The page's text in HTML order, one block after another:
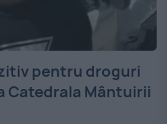
pentru droguri
Catedrala Mântuirii